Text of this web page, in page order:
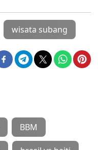
wisata subang
BBM